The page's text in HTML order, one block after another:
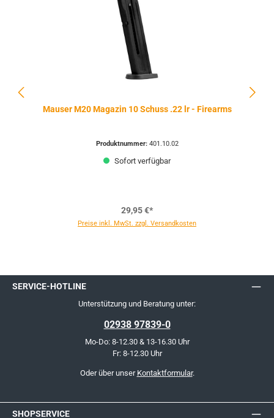
Mauser M20 Magazin 10 Schuss .22 lr - Firearms
Produktnummer: 401.10.02
Sofort verfügbar
29,95 €*
Preise inkl. MwSt. zzgl. Versandkosten
SERVICE-HOTLINE
Unterstützung und Beratung unter:
02938 97839-0
Mo-Do: 8-12.30 & 13-16.30 Uhr
Fr: 8-12.30 Uhr
Oder über unser Kontaktformular.
SHOPSERVICE